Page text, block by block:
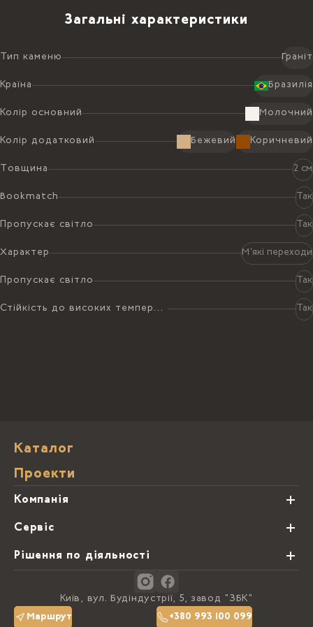
Загальні характеристики
Тип каменю Граніт
Країна Бразилія
Колір основний Молочний
Колір додатковий Бежевий Коричневий
Товщина 2 см
Bookmatch Так
Пропускає світло Так
Характер М'які переходи
Пропускає світло Так
Стійкість до високих температур Так
Каталог
Проекти
Компанія
Про нас
Блог
Політика конфіденційності
Сервіс
Види обробки каменю
Рішення по діяльності
Київ, вул. Будіндустрії, 5, завод "ЗБК"
Маршрут
+380 993 100 099